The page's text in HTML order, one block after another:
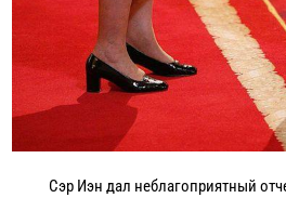
Сэр Иэн дал неблагоприятный